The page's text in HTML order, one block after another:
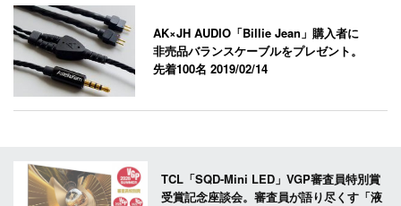
AK×JH AUDIO「Billie Jean」購入者に
非売品バランスケーブルをプレゼント。
先着100名2019/02/14
TCL「SQD-Mini LED」VGP審査員特別賞
受賞記念座談会。審査員が語り尽くす「液